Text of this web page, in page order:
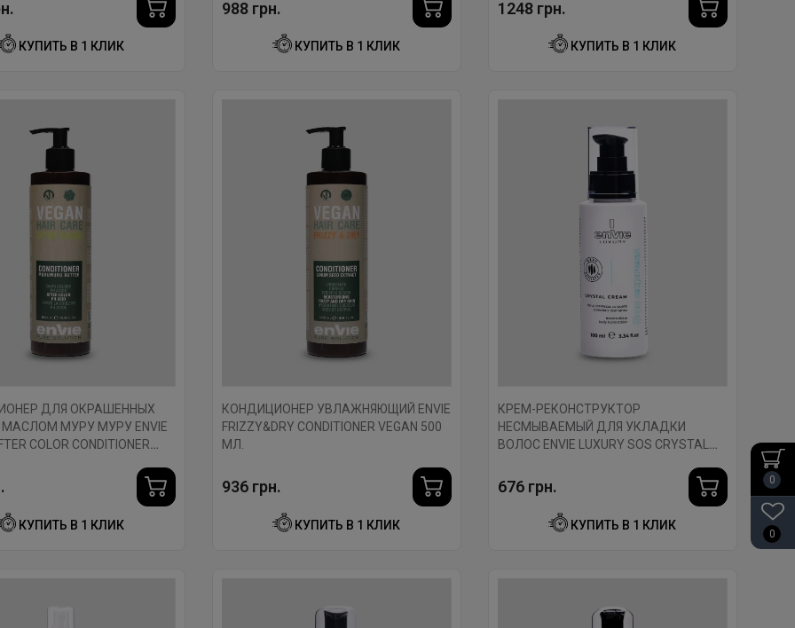
0
0
КУПИТЬ В 1 КЛИК
988 грн.
КУПИТЬ В 1 КЛИК
1248 грн.
КУПИТЬ В 1 КЛИК
ДЛЯ ОКРАШЕННЫХ
МУРУ МУРУ ENVIE
COLOR CONDITIONER
КУПИТЬ В 1 КЛИК
КОНДИЦИОНЕР УВЛАЖНЯЮЩИЙ ENVIE
FRIZZY&DRY CONDITIONER VEGAN 500
МЛ.
936 грн.
КУПИТЬ В 1 КЛИК
КРЕМ-РЕКОНСТРУКТОР
НЕСМЫВАЕМЫЙ ДЛЯ УКЛАДКИ
ВОЛОС ENVIE LUXURY SOS CRYSTAL
676 грн.
КУПИТЬ В 1 КЛИК